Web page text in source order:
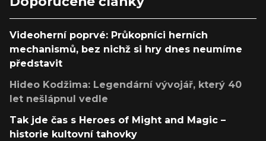
Videoherní poprvé: Průkopníci herních
mechanismů, bez nichž si hry dnes neumíme
představit
Hideo Kodžima: Legendární vývojář, který 40
let nešlápnul vedle
Tak jde čas s Heroes of Might and Magic –
historie kultovní tahovky